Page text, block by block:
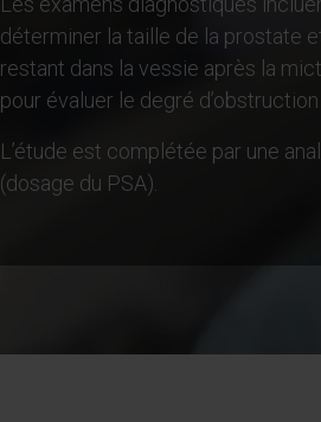
déterminer la taille de la prostate
restant dans la vessie après la
pour évaluer le degré
L’étude est complétée par une
(dosage du PSA).